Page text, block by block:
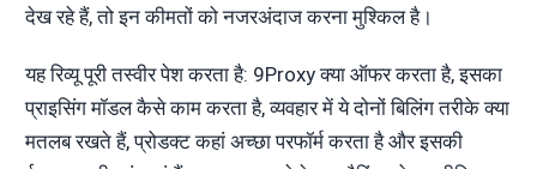
देख रहे हैं, तो इन कीमतों को नजरअंदाज करना मुश्किल है।
यह रिव्यू पूरी तस्वीर पेश करता है: 9Proxy क्या ऑफर करता है, इसका
प्राइसिंग मॉडल कैसे काम करता है, व्यवहार में ये दोनों बिलिंग तरीके क्या
मतलब रखते हैं, प्रोडक्ट कहां अच्छा परफॉर्म करता है और इसकी